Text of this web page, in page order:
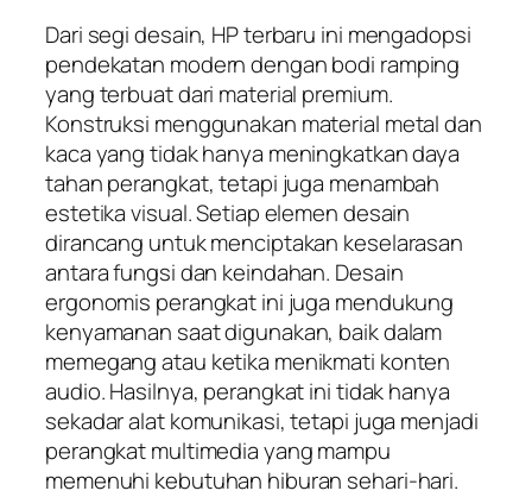
Dari segi desain, HP terbaru ini mengadopsi
pendekatan modern dengan bodi ramping
yang terbuat dari material premium.
Konstruksi menggunakan material metal dan
kaca yang tidak hanya meningkatkan daya
tahan perangkat, tetapi juga menambah
estetika visual. Setiap elemen desain
dirancang untuk menciptakan keselarasan
antara fungsi dan keindahan. Desain
ergonomis perangkat ini juga mendukung
kenyamanan saat digunakan, baik dalam
memegang atau ketika menikmati konten
audio. Hasilnya, perangkat ini tidak hanya
sekadar alat komunikasi, tetapi juga menjadi
perangkat multimedia yang mampu
memenuhi kebutuhan hiburan sehari-hari.